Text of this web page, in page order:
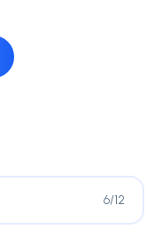
6/12